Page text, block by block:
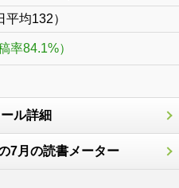
均132）
率84.1%）
ル詳細
7月の読書メーター